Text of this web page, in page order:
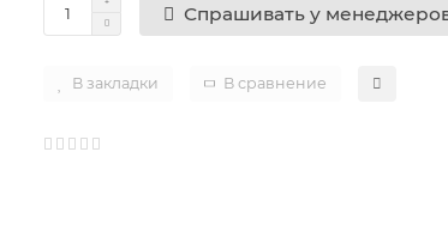
Спрашивать у
В закладки В сравнение